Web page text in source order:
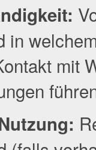
in
mit